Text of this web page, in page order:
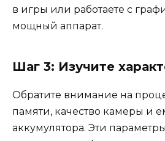
в игры или работаете с
мощный аппарат.
Шаг 3: Изучите
Обратите внимание на
памяти, качество камеры и
аккумулятора. Эти